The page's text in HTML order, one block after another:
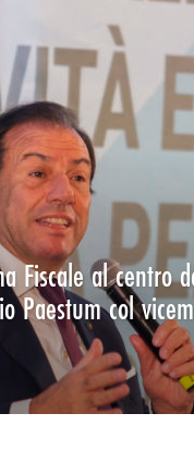
Fiscale al centro
Paestum col